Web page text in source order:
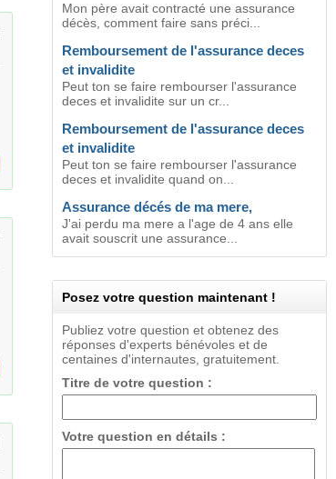
Mon père avait contracté une assurance
décès, comment faire sans préci...
Remboursement de l'assurance deces
et invalidite
Peut ton se faire rembourser l'assurance
deces et invalidite sur un cr...
Remboursement de l'assurance deces
et invalidite
Peut ton se faire rembourser l'assurance
deces et invalidite quand on...
Assurance décés de ma mere,
J'ai perdu ma mere a l'age de 4 ans elle
avait souscrit une assurance...
Posez votre question maintenant !
Publiez votre question et obtenez des
réponses d'experts bénévoles et de
centaines d'internautes, gratuitement.
Titre de votre question :
Votre question en détails :